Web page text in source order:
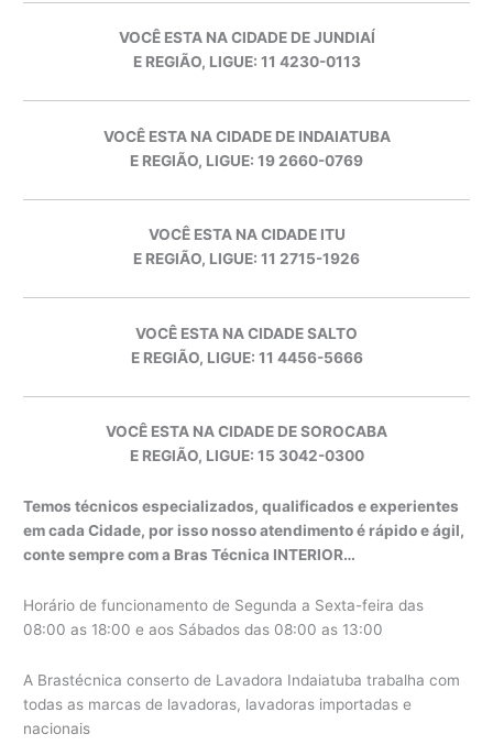
VOCÊ ESTA NA CIDADE DE JUNDIAÍ
E REGIÃO, LIGUE: 11 4230-0113
VOCÊ ESTA NA CIDADE DE INDAIATUBA
E REGIÃO, LIGUE: 19 2660-0769
VOCÊ ESTA NA CIDADE ITU
E REGIÃO, LIGUE: 11 2715-1926
VOCÊ ESTA NA CIDADE SALTO
E REGIÃO, LIGUE: 11 4456-5666
VOCÊ ESTA NA CIDADE DE SOROCABA
E REGIÃO, LIGUE: 15 3042-0300
Temos técnicos especializados, qualificados e experientes
em cada Cidade, por isso nosso atendimento é rápido e ágil,
conte sempre com a Bras Técnica INTERIOR…
Horário de funcionamento de Segunda a Sexta-feira das
08:00 as 18:00 e aos Sábados das 08:00 as 13:00
A Brastécnica conserto de Lavadora Indaiatuba trabalha com
todas as marcas de lavadoras, lavadoras importadas e
nacionais